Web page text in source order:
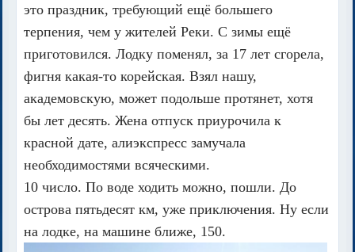
это праздник, требующий ещё большего
терпения, чем у жителей Реки. С зимы ещё
приготовился. Лодку поменял, за 17 лет сгорела,
фигня какая-то корейская. Взял нашу,
академовскую, может подольше протянет, хотя
бы лет десять. Жена отпуск приурочила к
красной дате, алиэкспресс замучала
необходимостями всяческими.
10 число. По воде ходить можно, пошли. До
острова пятьдесят км, уже приключения. Ну если
на лодке, на машине ближе, 150.